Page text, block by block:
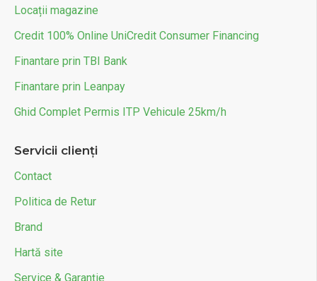
Locații magazine
Credit 100% Online UniCredit Consumer Financing
Finantare prin TBI Bank
Finantare prin Leanpay
Ghid Complet Permis ITP Vehicule 25km/h
Servicii clienți
Contact
Politica de Retur
Brand
Hartă site
Service & Garanție